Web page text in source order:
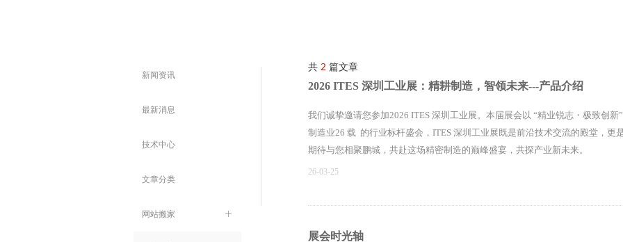
共 2 篇文章
2026 ITES 深圳工业展：精耕制造，智领未来---产品介绍
我们诚挚邀请您参加2026 ITES 深圳工业展。本届展会以 “精业锐志・极致创
制造业26 载 的行业标杆盛会，ITES 深圳工业展既是前沿技术交流的殿堂，更
期待与您相聚鹏城，共赴这场精密制造的巅峰盛宴，共探产业新未来。
26-03-25
展会时光轴
新闻资讯
最新消息
技术中心
文章分类
ꄶ
网站搬家